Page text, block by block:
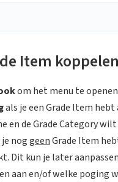
Item koppelen
om het menu te
als je een Grade Item
en de Grade Category
noggeenGrade Item
Dit kun je later
aan en/of welke poging